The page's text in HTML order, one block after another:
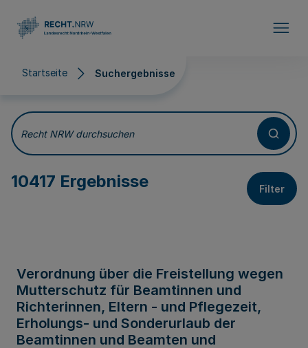
Startseite Suchergebnisse
Suchergebnisse
Recht NRW durchsuchen
10417 Ergebnisse Filter
Verordnung über die Freistellung wegen
Mutterschutz für Beamtinnen und
Richterinnen, Eltern - und Pflegezeit,
Erholungs- und Sonderurlaub der
Beamtinnen und Beamten und